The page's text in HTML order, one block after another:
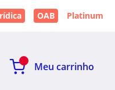
OAB Platinum
Meu carrinho